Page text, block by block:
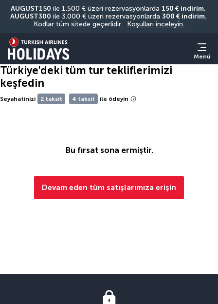
AUGUST150 ile 1.500 € üzeri rezervasyonlarda 150 € indirim
AUGUST300 ile 3.000 € üzeri rezervasyonlarda 300 € indirim.
Kodlar tüm sitede geçerlidir.
Koşulları inceleyin.
Menü
Türkiye'deki tüm tur tekliflerimizi
keşfedin
Seyahatinizi 2 taksit 4 taksit ile ödeyin
Bu fırsat sona ermiştir.
Devam eden tüm satışlarımıza erişin